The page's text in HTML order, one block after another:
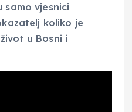
samo vjesnici
koliko je
u Bosni i